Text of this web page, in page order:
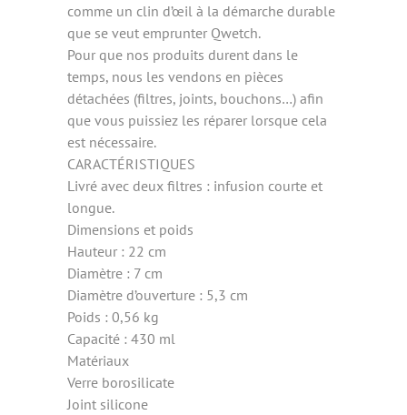
comme un clin d’œil à la démarche durable
que se veut emprunter Qwetch.
Pour que nos produits durent dans le
temps, nous les vendons en pièces
détachées (filtres, joints, bouchons…) afin
que vous puissiez les réparer lorsque cela
est nécessaire.
CARACTÉRISTIQUES
Livré avec deux filtres : infusion courte et
longue.
Dimensions et poids
Hauteur : 22 cm
Diamètre : 7 cm
Diamètre d’ouverture : 5,3 cm
Poids : 0,56 kg
Capacité : 430 ml
Matériaux
Verre borosilicate
Joint silicone